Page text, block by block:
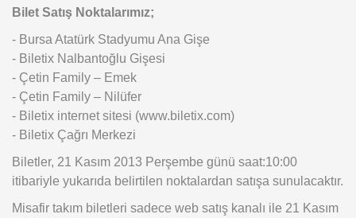
Bilet Satış Noktalarımız;
- Bursa Atatürk Stadyumu Ana Gişe
- Biletix Nalbantoğlu Gişesi
- Çetin Family – Emek
- Çetin Family – Nilüfer
- Biletix internet sitesi (www.biletix.com)
- Biletix Çağrı Merkezi
Biletler, 21 Kasım 2013 Perşembe günü saat:10:00
itibariyle yukarıda belirtilen noktalardan satışa sunulacaktır.
Misafir takım biletleri sadece web satış kanalı ile 21 Kasım